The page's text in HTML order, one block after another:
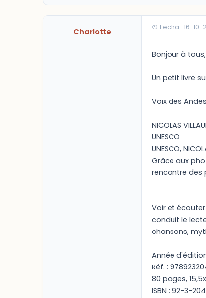
Charlotte Fecha : 16-
Bonjour à tous,
Un petit livre
Voix des Andes
NICOLAS
UNESCO
UNESCO,
Grâce aux
rencontre des
Voir et
conduit le
chansons,
Année
Réf. :
80 pages,
ISBN : 92-3-